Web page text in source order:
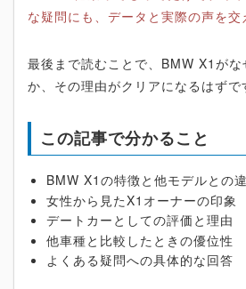
な疑問にも、データと実際の声を交
最後まで読むことで、BMW X1が
か、その理由がクリアになるはずで
この記事で分かること
BMW X1の特徴と他モデルとの
女性から見たX1オーナーの印象
デートカーとしての評価と理由
他車種と比較したときの優位性
よくある疑問への具体的な回答